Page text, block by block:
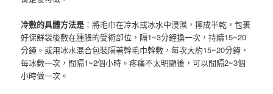
冷敷的具體方法是 ：將毛巾在冷水或冰水中浸濕，擰成半乾，包裹
好保鮮袋後敷在腫脹的受術部位，隔1~3分鐘換一次，持續15~20
分鐘。或用冰水混合包裝隔著幹毛巾幹敷，每次大約15~20分鐘，
每冰敷一次，間隔1~2個小時。疼痛不太明顯後，可以間隔2~3個
小時做一次。